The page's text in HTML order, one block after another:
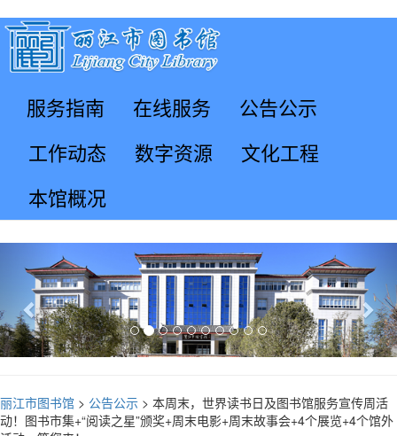
服务指南 在线服务
公告公示
工作动态
数字资源
文化工程
本馆概况
Previous
丽江市图书馆 > 公告公示 > 本周末，世界读书日及图书馆服务宣传周活
动！图书市集+“阅读之星”颁奖+周末电影+周末故事会+4个展览+4个馆外